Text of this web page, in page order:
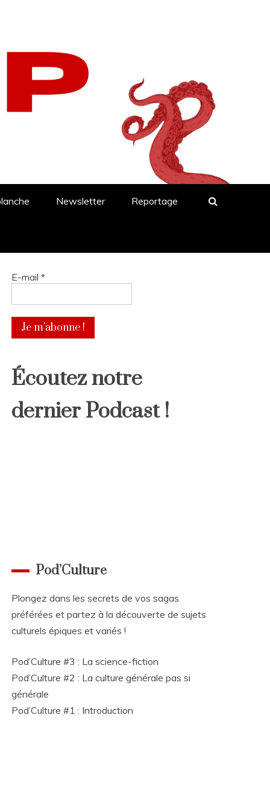
Newsletter Reportage
E-mail *
Écoutez notre
dernier Podcast !
Pod’Culture
Plongez dans les secrets de vos sagas
préférées et partez à la découverte de sujets
culturels épiques et variés !
Pod’Culture #3 : La science-fiction
Pod’Culture #2 : La culture générale pas si
générale
Pod’Culture #1 : Introduction